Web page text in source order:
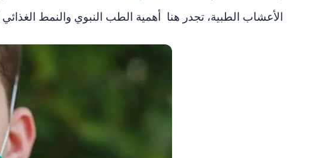
الأعشاب الطبية، تجدر هنا أهمية الطب النبوي والنمط الغذائي